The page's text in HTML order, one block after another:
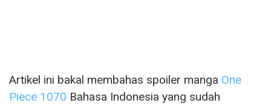
Artikel ini bakal membahas spoiler manga One
Piece 1070 Bahasa Indonesia yang sudah